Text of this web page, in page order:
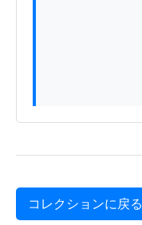
コレクションに戻る